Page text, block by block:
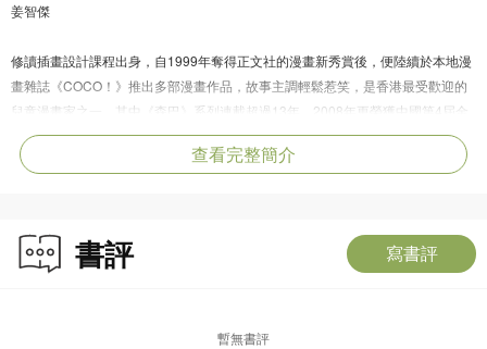
姜智傑
修讀插畫設計課程出身，自1999年奪得正文社的漫畫新秀賞後，便陸續於本地漫
畫雜誌《COCO！》推出多部漫畫作品，故事主調輕鬆惹笑，是香港最受歡迎的
兒童漫畫家之一，其中《森巴》系列連載超過13年，2008年更榮獲中國第4屆金
龍獎原創動漫藝術大賽「最佳兒童漫畫獎」。
2020年，他參與樂施會「世界小小公民」教育繪本計劃，推出繪本《最好的發
劃」，創作了《畫的一生》，在意大利舉行的「國際無字書大賽」的50多個國家
及地區作品之中脫穎而出，成為最後16 強，並在2025年相繼在意大利及中國香
查看完整簡介
書評 寫書評
暫無書評